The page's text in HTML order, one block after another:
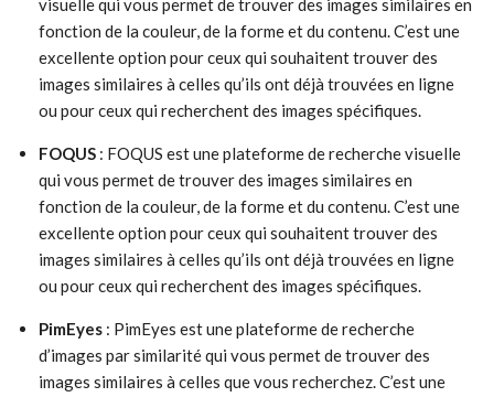
visuelle qui vous permet de trouver des images similaires en
fonction de la couleur, de la forme et du contenu. C’est une
excellente option pour ceux qui souhaitent trouver des
images similaires à celles qu’ils ont déjà trouvées en ligne
ou pour ceux qui recherchent des images spécifiques.
FOQUS : FOQUS est une plateforme de recherche visuelle
qui vous permet de trouver des images similaires en
fonction de la couleur, de la forme et du contenu. C’est une
excellente option pour ceux qui souhaitent trouver des
images similaires à celles qu’ils ont déjà trouvées en ligne
ou pour ceux qui recherchent des images spécifiques.
PimEyes : PimEyes est une plateforme de recherche
d’images par similarité qui vous permet de trouver des
images similaires à celles que vous recherchez. C’est une